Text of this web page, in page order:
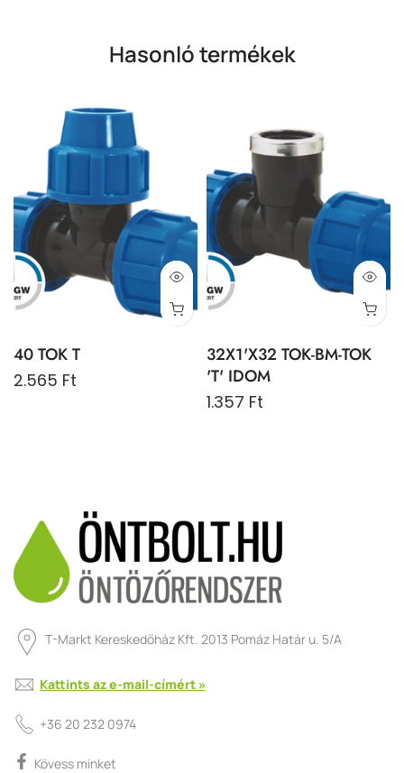
Hasonló termékek
40 TOK T
2.565 Ft
32X1'X32 TOK-BM-TOK
'T' IDOM
1.357 Ft
T-Markt Kereskedőház Kft. 2013 Pomáz Határ u. 5/A
Kattints az e-mail-címért »
+36 20 232 0974
Kövess minket